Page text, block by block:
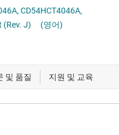
CD54HCT4046A,
(Rev. J)
(영어)